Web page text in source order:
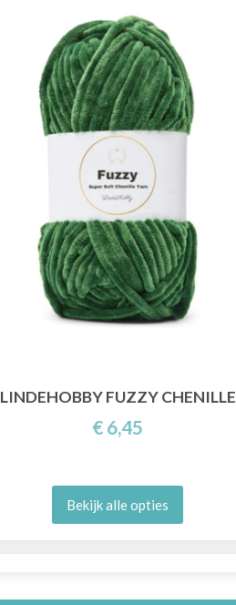
LINDEHOBBY FUZZY CHENILLE
€ 6,45
Bekijk alle opties